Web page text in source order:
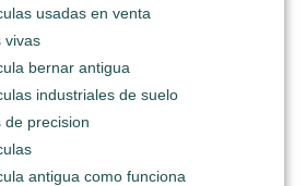
usadas en venta
vivas
bernar antigua
industriales de suelo
de precision
antigua como funciona